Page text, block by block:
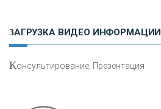
ЗАГРУЗКА ВИДЕО ИНФОРМАЦИИ
Консультирование, Презентация